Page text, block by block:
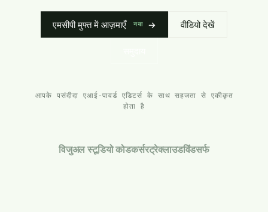
एमसीपी मुफ्त में आज़माएँ नया → वीडियो देखें
आपके पसंदीदा एआई-पावर्ड एडिटर्स के साथ सहजता से एकीकृत
होता है
विजुअल स्टूडियो कोडकर्सरट्रेक्लाउडविंडसर्फ